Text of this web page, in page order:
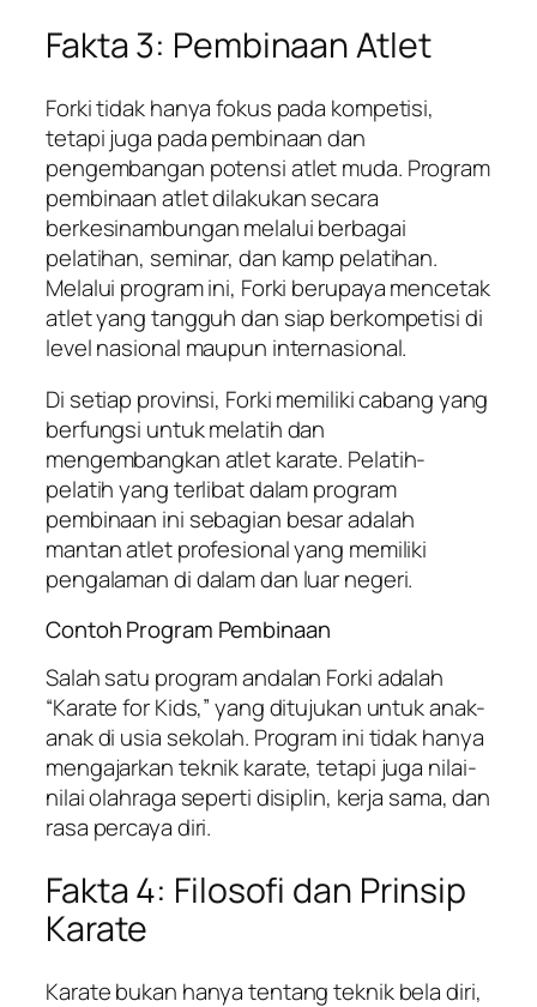
Fakta 3: Pembinaan Atlet
Forki tidak hanya fokus pada kompetisi,
tetapi juga pada pembinaan dan
pengembangan potensi atlet muda. Program
pembinaan atlet dilakukan secara
berkesinambungan melalui berbagai
pelatihan, seminar, dan kamp pelatihan.
Melalui program ini, Forki berupaya mencetak
atlet yang tangguh dan siap berkompetisi di
level nasional maupun internasional.
Di setiap provinsi, Forki memiliki cabang yang
berfungsi untuk melatih dan
mengembangkan atlet karate. Pelatih-
pelatih yang terlibat dalam program
pembinaan ini sebagian besar adalah
mantan atlet profesional yang memiliki
pengalaman di dalam dan luar negeri.
Contoh Program Pembinaan
Salah satu program andalan Forki adalah
“Karate for Kids,” yang ditujukan untuk anak-
anak di usia sekolah. Program ini tidak hanya
mengajarkan teknik karate, tetapi juga nilai-
nilai olahraga seperti disiplin, kerja sama, dan
rasa percaya diri.
Fakta 4: Filosofi dan Prinsip
Karate
Karate bukan hanya tentang teknik bela diri,